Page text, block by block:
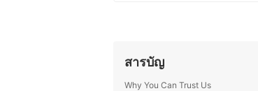
สารบัญ
Why You Can Trust Us